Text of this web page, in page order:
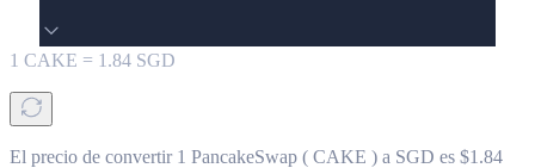
1 CAKE = 1.84 SGD
El precio de convertir 1 PancakeSwap ( CAKE ) a SGD es $1.84